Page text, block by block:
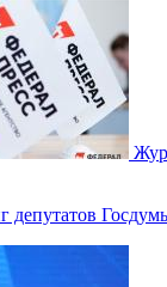
депутатов